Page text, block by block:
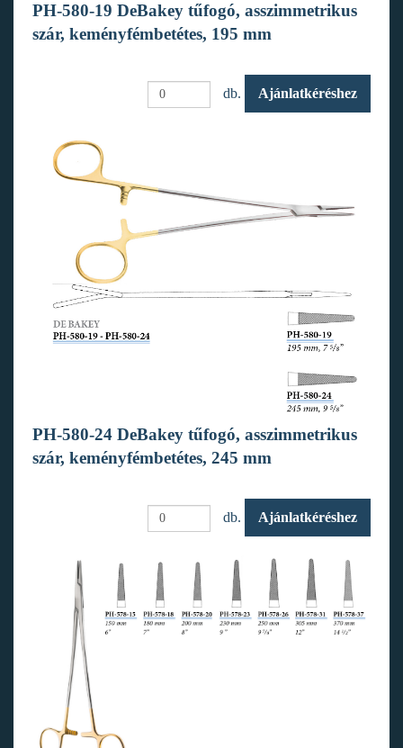
PH-580-19 DeBakey tűfogó, asszimmetrikus
szár, keményfémbetétes, 195 mm
db. Ajánlatkéréshez
PH-580-24 DeBakey tűfogó, asszimmetrikus
szár, keményfémbetétes, 245 mm
db. Ajánlatkéréshez